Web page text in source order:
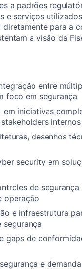
a padrões
e serviços
para a
a visão da
entre
foco em segurança
iniciativas
desenhos
security em
de
operação
e infraestrutura
segurança
gaps de
e